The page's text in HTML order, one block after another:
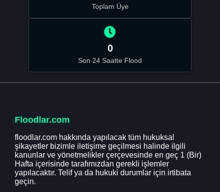
Toplam Üye
0
Son 24 Saatte Flood
Floodlar.com
floodlar.com hakkında yapılacak tüm hukuksal
şikayetler bizimle iletişime geçilmesi halinde ilgili
kanunlar ve yönetmelikler çerçevesinde en geç 1 (Bir)
Hafta içerisinde tarafımızdan gerekli işlemler
yapılacaktır. Telif ya da hukuki durumlar için irtibata
geçin.